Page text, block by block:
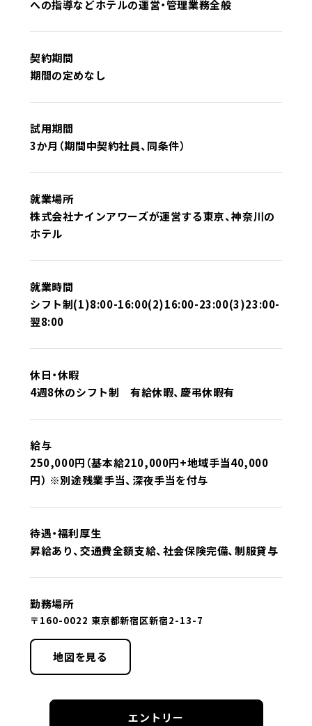
への指導などホテルの運営・管理業務全般
契約期間
期間の定めなし
試用期間
3か月（期間中契約社員、同条件）
就業場所
株式会社ナインアワーズが運営する東京、神奈川の
ホテル
就業時間
シフト制(1)8:00-16:00(2)16:00-23:00(3)23:00-
翌8:00
休日・休暇
4週8休のシフト制 有給休暇、慶弔休暇有
給与
250,000円（基本給210,000円+地域手当40,000
円） ※別途残業手当、深夜手当を付与
待遇・福利厚生
昇給あり、交通費全額支給、社会保険完備、制服貸与
勤務場所
〒160-0022 東京都新宿区新宿2-13-7
地図を見る
エントリー